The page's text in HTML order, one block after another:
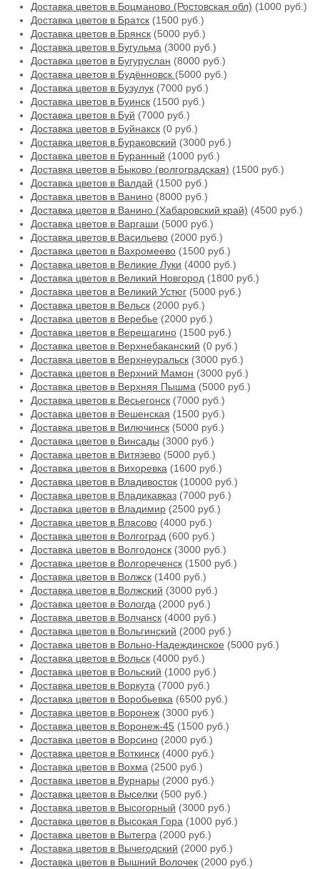
Доставка цветов в Боцманово (Ростовская обл) (1000 руб.)
Доставка цветов в Братск (1500 руб.)
Доставка цветов в Брянск (5000 руб.)
Доставка цветов в Бугульма (3000 руб.)
Доставка цветов в Бугуруслан (8000 руб.)
Доставка цветов в Будённовск (5000 руб.)
Доставка цветов в Бузулук (7000 руб.)
Доставка цветов в Буинск (1500 руб.)
Доставка цветов в Буй (7000 руб.)
Доставка цветов в Буйнакск (0 руб.)
Доставка цветов в Бураковский (3000 руб.)
Доставка цветов в Буранный (1000 руб.)
Доставка цветов в Быково (волгоградская) (1500 руб.)
Доставка цветов в Валдай (1500 руб.)
Доставка цветов в Ванино (8000 руб.)
Доставка цветов в Ванино (Хабаровский край) (4500 руб.)
Доставка цветов в Варгаши (5000 руб.)
Доставка цветов в Васильево (2000 руб.)
Доставка цветов в Вахромеево (1500 руб.)
Доставка цветов в Великие Луки (4000 руб.)
Доставка цветов в Великий Новгород (1800 руб.)
Доставка цветов в Великий Устюг (5000 руб.)
Доставка цветов в Вельск (2000 руб.)
Доставка цветов в Веребье (2000 руб.)
Доставка цветов в Верещагино (1500 руб.)
Доставка цветов в Верхнебаканский (0 руб.)
Доставка цветов в Верхнеуральск (3000 руб.)
Доставка цветов в Верхний Мамон (3000 руб.)
Доставка цветов в Верхняя Пышма (5000 руб.)
Доставка цветов в Весьегонск (7000 руб.)
Доставка цветов в Вешенская (1500 руб.)
Доставка цветов в Вилючинск (5000 руб.)
Доставка цветов в Винсады (3000 руб.)
Доставка цветов в Витязево (5000 руб.)
Доставка цветов в Вихоревка (1600 руб.)
Доставка цветов в Владивосток (10000 руб.)
Доставка цветов в Владикавказ (7000 руб.)
Доставка цветов в Владимир (2500 руб.)
Доставка цветов в Власово (4000 руб.)
Доставка цветов в Волгоград (600 руб.)
Доставка цветов в Волгодонск (3000 руб.)
Доставка цветов в Волгореченск (1500 руб.)
Доставка цветов в Волжск (1400 руб.)
Доставка цветов в Волжский (3000 руб.)
Доставка цветов в Вологда (2000 руб.)
Доставка цветов в Волчанск (4000 руб.)
Доставка цветов в Вольгинский (2000 руб.)
Доставка цветов в Вольно-Надеждинское (5000 руб.)
Доставка цветов в Вольск (4000 руб.)
Доставка цветов в Вольский (1000 руб.)
Доставка цветов в Воркута (7000 руб.)
Доставка цветов в Воробьевка (6500 руб.)
Доставка цветов в Воронеж (3000 руб.)
Доставка цветов в Воронеж-45 (1500 руб.)
Доставка цветов в Ворсино (2000 руб.)
Доставка цветов в Воткинск (4000 руб.)
Доставка цветов в Вохма (2500 руб.)
Доставка цветов в Вурнары (2000 руб.)
Доставка цветов в Выселки (500 руб.)
Доставка цветов в Высогорный (3000 руб.)
Доставка цветов в Высокая Гора (1000 руб.)
Доставка цветов в Вытегра (2000 руб.)
Доставка цветов в Вычегодский (2000 руб.)
Доставка цветов в Вышний Волочек (2000 руб.)